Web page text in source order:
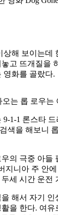
해 보이는
고 뜨개질을
영화를 골랐다.
는 롭 로우
1-1 론스타
색을 해보니
의 극중 아들
니아 주 안
세 시간 운
해서 자기
을 한다. 여